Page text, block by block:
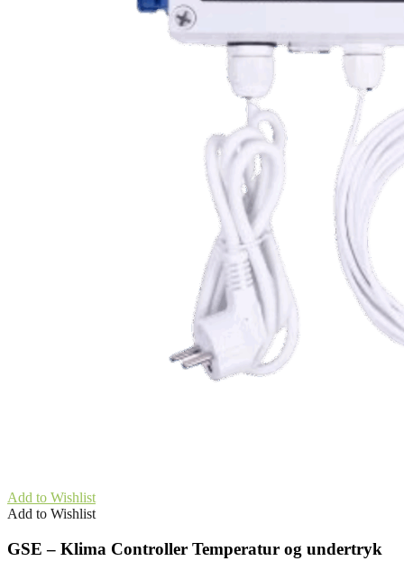
Add to Wishlist
Add to Wishlist
GSE – Klima Controller Temperatur og undertryk